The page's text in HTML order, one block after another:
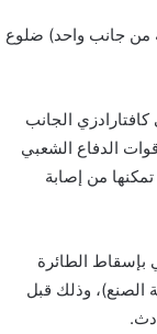
من جانب واحد) ضلوع
الجانب
الدفاع الشعبي
من إصابة
بإسقاط الطائرة
الصنع)، وذلك قبل